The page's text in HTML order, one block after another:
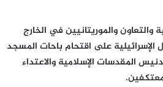
والتعاون والموريتانيين في الخارج
الإسرائيلية على اقتحام باحات المسجد
المقدسات الإسلامية والاعتداء